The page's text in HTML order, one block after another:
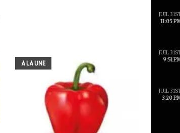
A LA UNE
JUIL
11:05
JUIL
9:51
JUIL
3:20